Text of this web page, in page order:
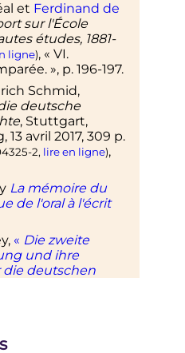
et Ferdinand de
sur l'École
études, 1881-
ligne), « VI.
», p. 196-197.
Schmid,
deutsche
, Stuttgart,
13 avril 2017, 309 p.
2, lire en ligne),
La mémoire du
de l'oral à l'écrit
« Die zweite
und ihre
deutschen
et sa
les dialectes